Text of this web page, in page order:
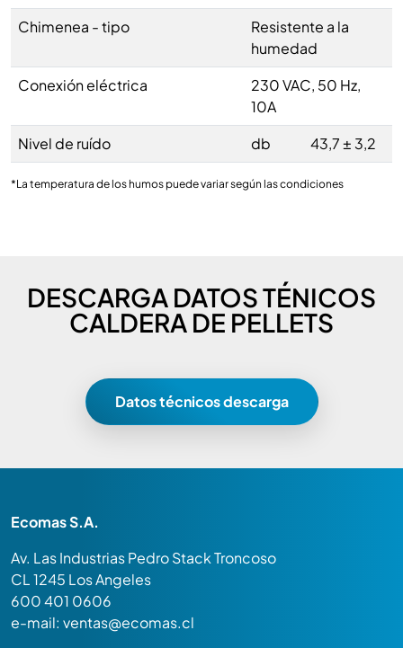
Chimenea - tipo
Resistente a la
humedad
Conexión eléctrica
230 VAC, 50 Hz,
10A
Nivel de ruído
db 43,7 ± 3,2
*La temperatura de los humos puede variar según las condiciones
DESCARGA DATOS TÉNICOS
CALDERA DE PELLETS
Datos técnicos descarga
Ecomas S.A.
Av. Las Industrias Pedro Stack Troncoso
CL 1245 Los Angeles
600 401 0606
e-mail: ventas@ecomas.cl